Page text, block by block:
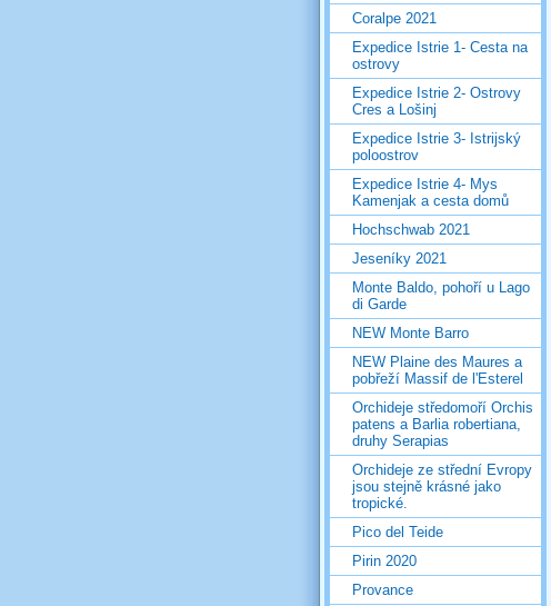
Coralpe 2021
Expedice Istrie 1- Cesta na
ostrovy
Expedice Istrie 2- Ostrovy
Cres a Lošinj
Expedice Istrie 3- Istrijský
poloostrov
Expedice Istrie 4- Mys
Kamenjak a cesta domů
Hochschwab 2021
Jeseníky 2021
Monte Baldo, pohoří u Lago
di Garde
NEW Monte Barro
NEW Plaine des Maures a
pobřeží Massif de l'Esterel
Orchideje středomoří Orchis
patens a Barlia robertiana,
druhy Serapias
Orchideje ze střední Evropy
jsou stejně krásné jako
tropické.
Pico del Teide
Pirin 2020
Provance